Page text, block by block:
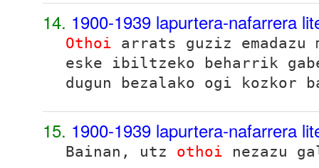
14. 1900-1939 lapurtera-nafarrera
Othoi arrats guziz emadazu
eske ibiltzeko beharrik
dugun bezalako ogi kozkor
15. 1900-1939 lapurtera-nafarrera
Bainan, utz othoi nezazu